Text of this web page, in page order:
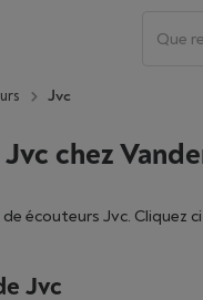
Jvc
chez
écouteurs Jvc. Cliquez
Jvc